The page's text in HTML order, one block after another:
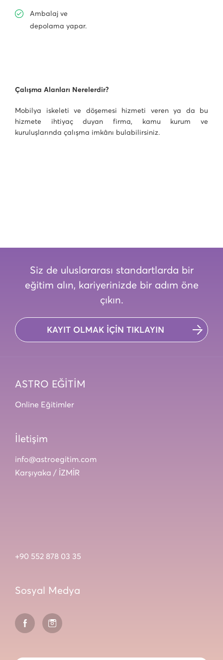
Ambalaj ve
depolama yapar.
Çalışma Alanları Nerelerdir?
Mobilya iskeleti ve döşemesi hizmeti veren ya da bu
hizmete ihtiyaç duyan firma, kamu kurum ve
kuruluşlarında çalışma imkânı bulabilirsiniz.
Siz de uluslararası standartlarda bir
eğitim alın, kariyerinizde bir adım öne
çıkın.
KAYIT OLMAK İÇİN TIKLAYIN
ASTRO EĞİTİM
Online Eğitimler
İletişim
info@astroegitim.com
Karşıyaka / İZMİR
+90 552 878 03 35
Sosyal Medya